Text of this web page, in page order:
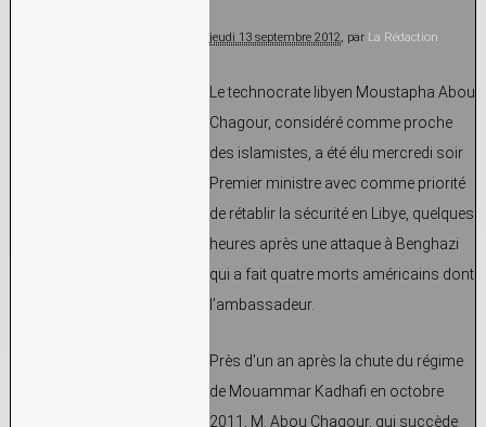
jeudi 13 septembre 2012, par La Rédaction
Le technocrate libyen Moustapha Abou
Chagour, considéré comme proche
des islamistes, a été élu mercredi soir
Premier ministre avec comme priorité
de rétablir la sécurité en Libye, quelques
heures après une attaque à Benghazi
qui a fait quatre morts américains dont
l’ambassadeur.
Près d’un an après la chute du régime
de Mouammar Kadhafi en octobre
2011, M. Abou Chagour, qui succède